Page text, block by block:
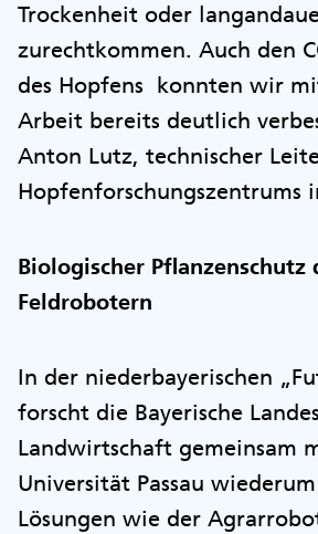
Trockenheit oder
zurechtkommen. Auch den
des Hopfens konnten wir
Arbeit bereits deutlich
Anton Lutz, technischer
Hopfenforschungszentrums
Biologischer Pflanzenschutz
Feldrobotern
In der niederbayerischen
forscht die Bayerische
Landwirtschaft gemeinsam
Universität Passau
Lösungen wie der